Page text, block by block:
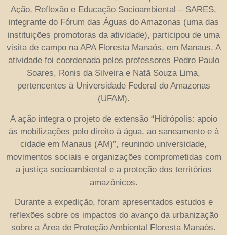
Ação, Reflexão e Educação Socioambiental – SARES,
integrante do Fórum das Águas do Amazonas (uma das
instituições promotoras da atividade), participou de uma
visita de campo na APA Floresta Manaós, em Manaus. A
atividade foi coordenada pelos professores Pedro Paulo
Soares, Ronis da Silveira e Natã Souza Lima,
pertencentes à Universidade Federal do Amazonas
(UFAM).
A ação integra o projeto de extensão “Hidrópolis: apoio
às mobilizações pelo direito à água, ao saneamento e à
cidade em Manaus (AM)”, reunindo universidade,
movimentos sociais e organizações comprometidas com
a justiça socioambiental e a proteção dos territórios
amazônicos.
Durante a expedição, foram apresentados estudos e
reflexões sobre os impactos do avanço da urbanização
sobre a Área de Proteção Ambiental Floresta Manaós.